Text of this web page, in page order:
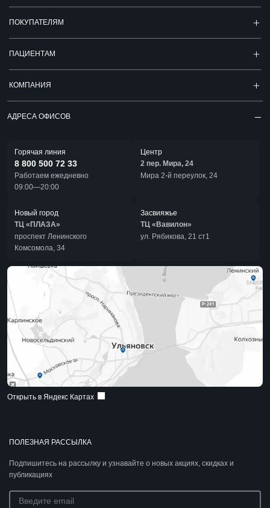
ПОЛЕЗНАЯ РАССЫЛКА
Подпишитесь на рассылку и узнавайте о новых акциях, скидках и
публикациях
ПОКУПАТЕЛЯМ
ПАЦИЕНТАМ
КОМПАНИЯ
АДРЕСА ОФИСОВ
Горячая линия
8 800 500 72 33
Работаем ежедневно
09:00—20:00
Центр
2 пер. Мира, 24
Мира 2-й переулок, 24
Новый город
ТЦ «ПЛАЗА»
проспект Ленинского
Комсомола, 34
Засвияжье
ТЦ «Вавилон»
ул. Рябикова, 21 ст1
Открыть в Яндекс Картах